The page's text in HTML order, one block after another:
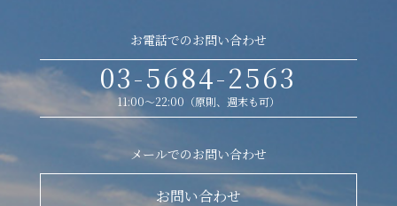
お電話でのお問い合わせ
03-5684-2563
11:00～22:00（原則、週末も可）
メールでのお問い合わせ
お問い合わせ